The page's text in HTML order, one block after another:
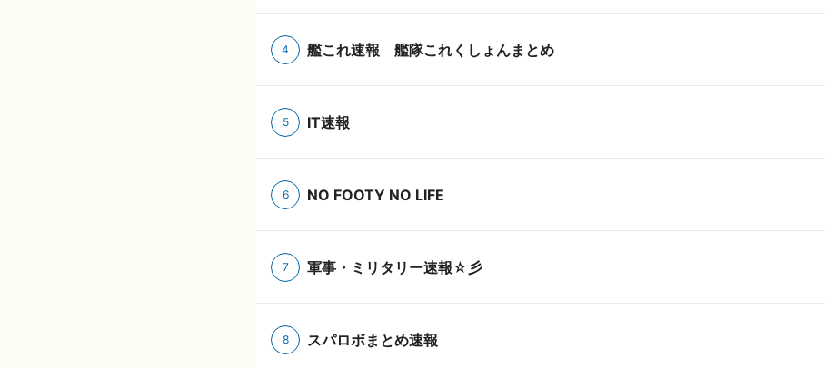
4 艦これ速報 艦隊これくしょんまとめ
5 IT速報
6 NO FOOTY NO LIFE
7 軍事・ミリタリー速報☆彡
8 スパロボまとめ速報